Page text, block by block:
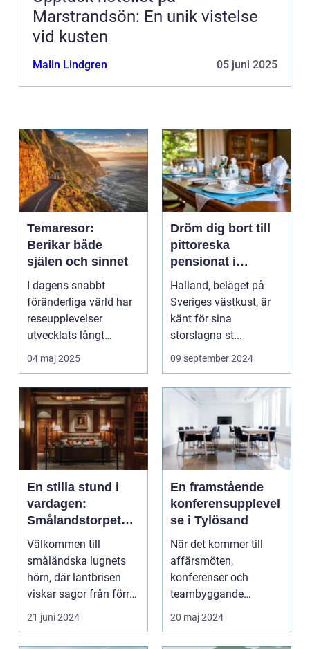
Marstrandsön: En unik vistelse
vid kusten
Malin Lindgren 05 juni 2025
Temaresor:
Berikar både
själen och sinnet
I dagens snabbt
föränderliga värld har
reseupplevelser
utvecklats långt
bortom ...
04 maj 2025
Dröm dig bort till
pittoreska
pensionat i
Halland
Halland, beläget på
Sveriges västkust, är
känt för sina
storslagna st...
09 september 2024
En stilla stund i
vardagen:
Smålandstorpet
Lanthotell
Välkommen till
småländska lugnets
hörn, där lantbrisen
viskar sagor från förr
och nutidens stilla gå...
21 juni 2024
En framstående
konferensupplevel
se i Tylösand
När det kommer till
affärsmöten,
konferenser och
teambyggande
reträtter, är...
20 maj 2024